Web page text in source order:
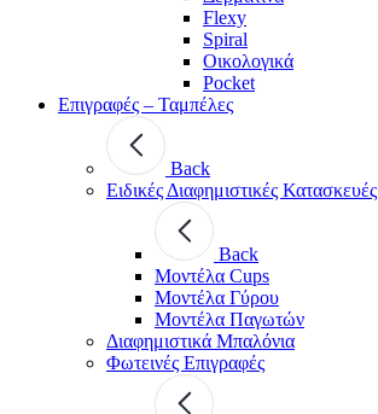
Flexy
Spiral
Οικολογικά
Pocket
Επιγραφές – Ταμπέλες
Back
Ειδικές Διαφημιστικές Κατασκευές
Back
Μοντέλα Cups
Μοντέλα Γύρου
Μοντέλα Παγωτών
Διαφημιστικά Μπαλόνια
Φωτεινές Επιγραφές